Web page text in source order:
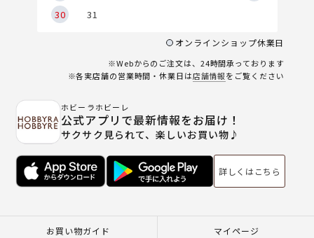
30
31
オンラインショップ休業日
※Webからのご注文は、24時間承っております
※各実店舗の営業時間・休業日は店舗情報をご覧ください
ホビーラホビーレ
公式アプリで最新情報をお届け！
サクサク見られて、楽しいお買い物♪
詳しくはこちら
お買い物ガイド マイページ